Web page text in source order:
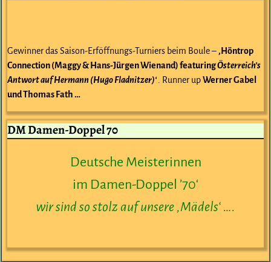
Gewinner das Saison-Erföffnungs-Turniers beim Boule –‚Höntrop
Connection (Maggy & Hans-Jürgen Wienand) featuringÖsterreich’s
Antwort auf Hermann (Hugo Fladnitzer)‘
. Runner upWerner Gabel
und Thomas Fath …
DM Damen-Doppel 70
Deutsche Meisterinnen
im Damen-Doppel ’70‘
wir sind so stolz auf unsere ‚Mädels‘ ….